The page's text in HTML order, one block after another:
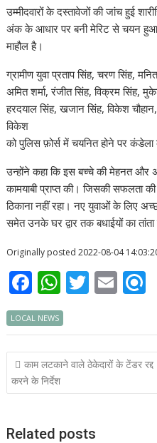
उम्मीदवारों के दस्तावेजों की जांच हुई
अंक के आधार पर बनी मेरिट से चयन
माहौल है।
ग्रामीण युवा प्रताप सिंह, चरण सिंह,
अमित शर्मा, रंजीत सिंह, विक्रम सिंह,
हरदयाल सिंह, खजान सिंह, विकेश
विकेश
को पुलिस फ़ोर्स में चयनित होने पर कंडेला
उन्होंने कहा कि इस बच्चे की मेहनत और
कामयाबी प्राप्त की। जिसकी सफलता
ठिकाना नहीं रहा। नए युवाओं के लिए
समेत उनके घर द्वार तक बधाईयों का
Originally posted 2022-08-04
F
ac
e
b
o
o
W
h
at
s
A
p
T
itt
er
E
ai
l
i
d
LOCAL NEWS
Post
navigation
काम लटकाने वाले ठेकेदारों के टेंडर रद्द
करने के निर्देश
Related posts